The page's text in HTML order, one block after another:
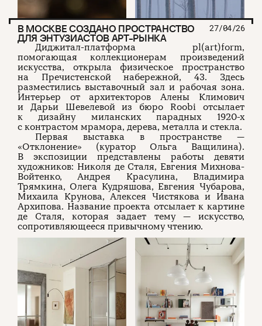
В МОСКВЕ СОЗДАНО ПРОСТРАНСТВО
ДЛЯ ЭНТУЗИАСТОВ АРТ-РЫНКА
27/04/26
Диджитал-платформа pl(art)form,
помогающая коллекционерам произведений
искусства, открыла физическое пространство
на Пречистенской набережной, 43. Здесь
разместились выставочный зал и рабочая зона.
Интерьер от архитекторов Алены Климович
и Дарьи Шевелевой из бюро Roobi отсылает
к дизайну миланских парадных 1920-х
с контрастом мрамора, дерева, металла и стекла.
Первая выставка в пространстве —
«Отклонение» (куратор Ольга Ващилина).
В экспозиции представлены работы девяти
художников: Николя де Сталя, Евгения Михнова-
Войтенко, Андрея Красулина, Владимира
Трямкина, Олега Кудряшова, Евгения Чубарова,
Михаила Крунова, Алексея Чистякова и Ивана
Архипова. Название проекта отсылает к картине
де Сталя, которая задает тему — искусство,
сопротивляющееся привычному чтению.